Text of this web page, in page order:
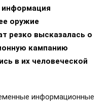
информация
оружие
резко высказалась о
кампанию
в их человеческой
информационные